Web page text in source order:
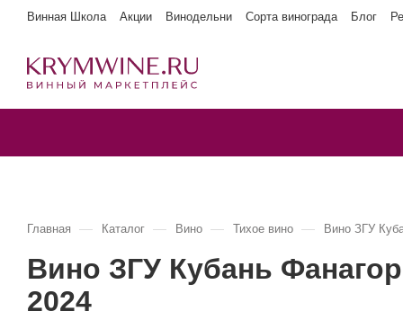
Винная Школа Акции Винодельни Сорта винограда Блог
Главная — Каталог — Вино — Тихое вино — Вино ЗГУ
Вино ЗГУ Кубань
2024